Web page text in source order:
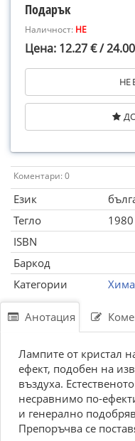
Подарък
Наличност: НЕ
Цена: 12.27 € /
НЕ
Коментари: 0
Език
Тегло
ISBN
Баркод
Категории
Анотация
Лампите от кристал
ефект, подобен на
въздуха.
несравнимо по-
и генерално
Препоръчва се